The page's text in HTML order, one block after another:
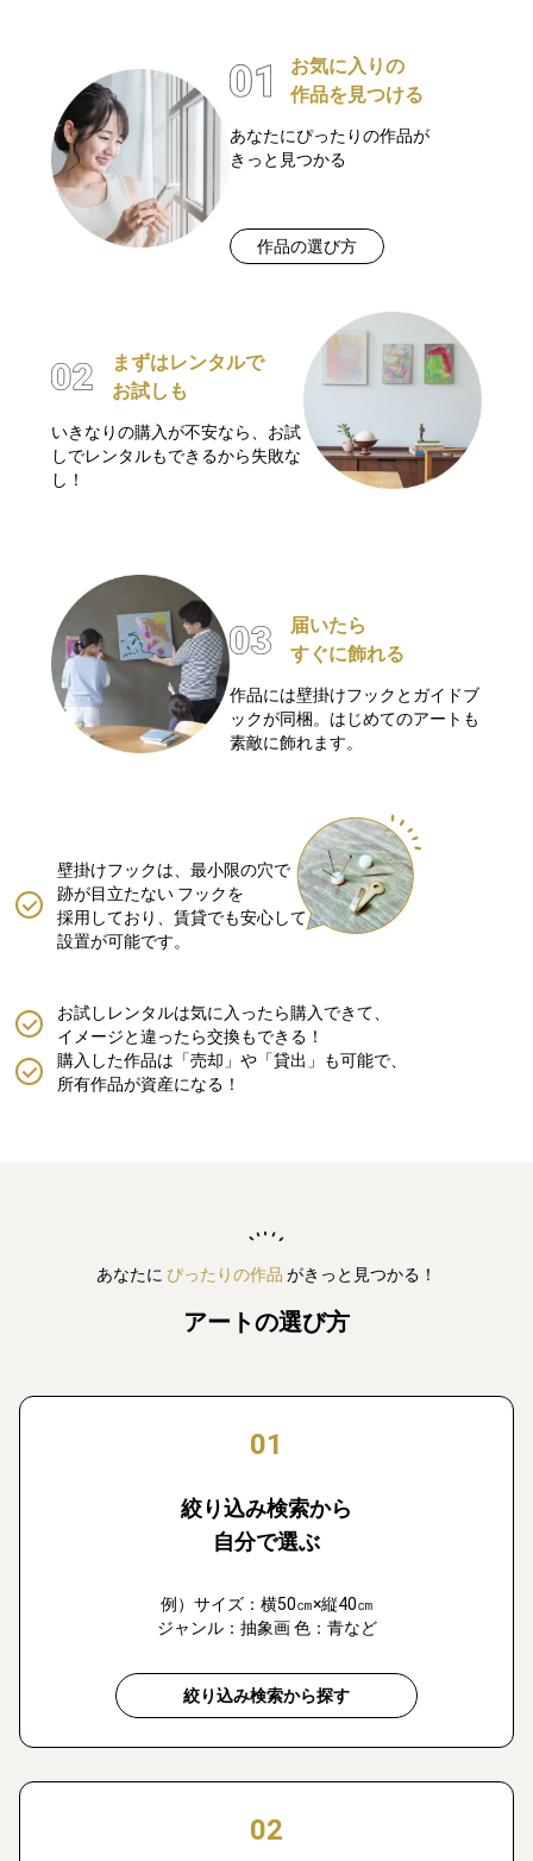
お気に入りの
作品を見つける
あなたにぴったりの作品が
きっと見つかる
作品の選び方
まずはレンタルで
お試しも
いきなりの購入が不安なら、お試
しでレンタルもできるから失敗な
し！
届いたら
すぐに飾れる
作品には壁掛けフックとガイドブ
ックが同梱。はじめてのアートも
素敵に飾れます。
壁掛けフックは、最小限の穴で
跡が目立たない フックを
採用しており、賃貸でも安心して
設置が可能です。
購入した作品は「売却」や「貸出」も可能で、
所有作品が資産になる！
お試しレンタルは気に入ったら購入できて、
イメージと違ったら交換もできる！
あなたに ぴったりの作品 がきっと見つかる！
アートの選び方
01
絞り込み検索から
自分で選ぶ
例）サイズ：横50㎝×縦40㎝
ジャンル：抽象画 色：青など
絞り込み検索から探す
02